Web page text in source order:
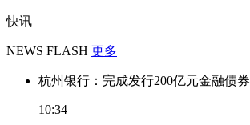
快讯
NEWS FLASH 更多
杭州银行：完成发行200亿元金融债券
10:34